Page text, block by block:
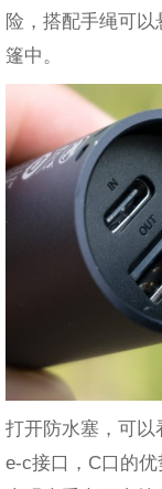
险，搭配手绳可
篷中。
打开防水塞，可以
e-c接口，C口的